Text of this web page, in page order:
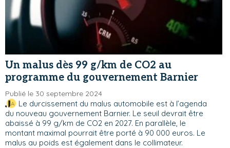
Un malus dès 99 g/km de CO2 au
programme du gouvernement Barnier
Publié le 30 septembre 2024
Le durcissement du malus automobile est à l’agenda
du nouveau gouvernement Barnier. Le seuil devrait être
abaissé à 99 g/km de CO2 en 2027. En parallèle, le
montant maximal pourrait être porté à 90 000 euros. Le
malus au poids est également dans le collimateur.